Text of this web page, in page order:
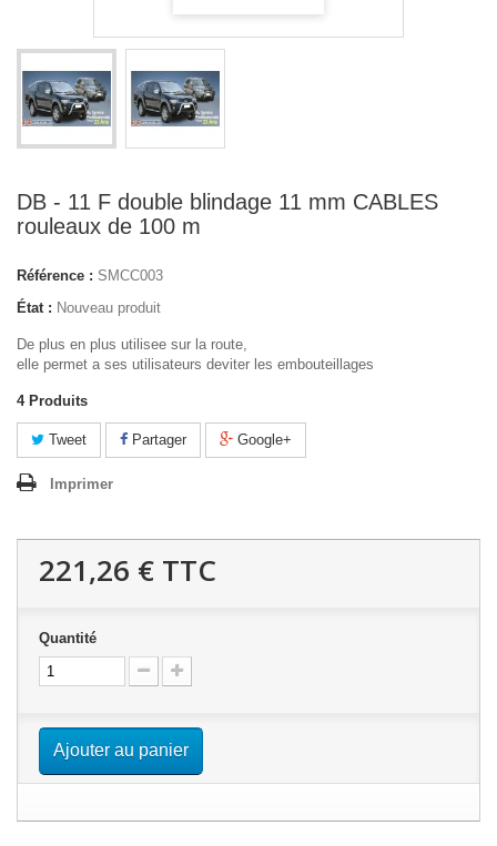
DB - 11 F double blindage 11 mm CABLES
rouleaux de 100 m
Référence : SMCC003
État : Nouveau produit
De plus en plus utilisee sur la route,
elle permet a ses utilisateurs deviter les embouteillages
4 Produits
Tweet Partager Google+
Imprimer
221,26 € TTC
Quantité
Ajouter au panier